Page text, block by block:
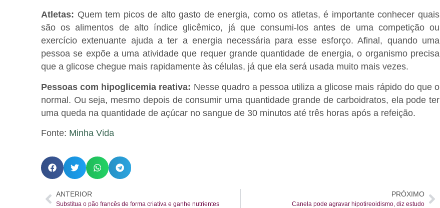
Atletas: Quem tem picos de alto gasto de energia, como os atletas, é importante conhecer quais
são os alimentos de alto índice glicêmico, já que consumi-los antes de uma competição ou
exercício extenuante ajuda a ter a energia necessária para esse esforço. Afinal, quando uma
pessoa se expõe a uma atividade que requer grande quantidade de energia, o organismo precisa
que a glicose chegue mais rapidamente às células, já que ela será usada muito mais vezes.
Pessoas com hipoglicemia reativa: Nesse quadro a pessoa utiliza a glicose mais rápido do que o
normal. Ou seja, mesmo depois de consumir uma quantidade grande de carboidratos, ela pode ter
uma queda na quantidade de açúcar no sangue de 30 minutos até três horas após a refeição.
Fonte: Minha Vida
ANTERIOR
Substitua o pão francês de forma criativa e ganhe nutrientes
PRÓXIMO
Canela pode agravar hipotireoidismo, diz estudo